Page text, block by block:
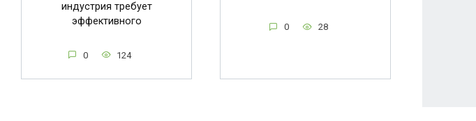
индустрия требует
эффективного
0 124
0 28